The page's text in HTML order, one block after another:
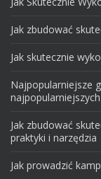
Jak zbudować
Jak skutecznie
Najpopularniejsze
Jak zbudować
praktyki i narzędzia
Jak prowadzić